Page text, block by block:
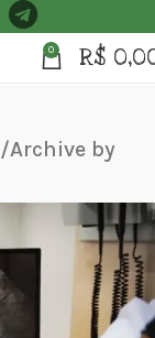
0 R$
Archive by